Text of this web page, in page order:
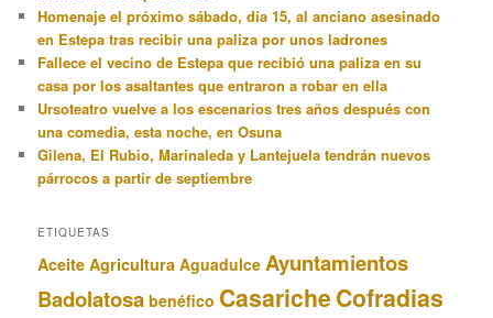
Homenaje el próximo sábado, día 15, al anciano asesinado
en Estepa tras recibir una paliza por unos ladrones
Fallece el vecino de Estepa que recibió una paliza en su
casa por los asaltantes que entraron a robar en ella
Ursoteatro vuelve a los escenarios tres años después con
una comedia, esta noche, en Osuna
Gilena, El Rubio, Marinaleda y Lantejuela tendrán nuevos
párrocos a partir de septiembre
ETIQUETAS
Aceite Agricultura Aguadulce Ayuntamientos
Badolatosa benéfico CasaricheCofradias